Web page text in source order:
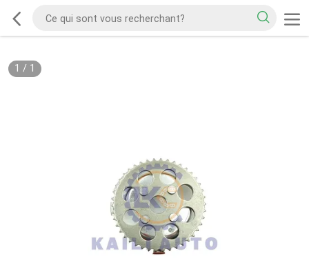
1 / 1